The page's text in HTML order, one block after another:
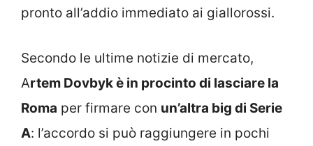
pronto all’addio immediato ai giallorossi.
Secondo le ultime notizie di mercato,
Artem Dovbyk è in procinto di lasciare la
Roma per firmare con un’altra big di Serie
A: l’accordo si può raggiungere in pochi